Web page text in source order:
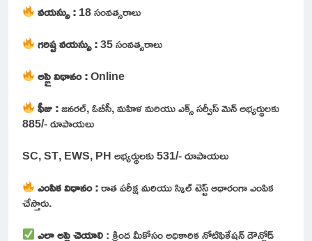
వయస్సు :18 సంవత్సరాలు
గరిష్ట వయస్సు :35 సంవత్సరాలు
అప్లై విధానం :Online
ఫీజు :జనరల్, ఓబీసీ, మహిళ మరియు ఎక్స్ సర్వీస్ మెన్ అభ్యర్థులకు
885/- రూపాయలు
SC, ST, EWS, PH అభ్యర్థులకు 531/- రూపాయలు
ఎంపిక విధానం :రాత పరీక్ష మరియు స్కిల్ టెస్ట్ ఆధారంగా ఎంపిక
చేస్తారు.
ఎలా అప్లై చెయాలి: క్రింద మీకోసం అధికారిక నోటిఫికేషన్ డౌన్లోడ్